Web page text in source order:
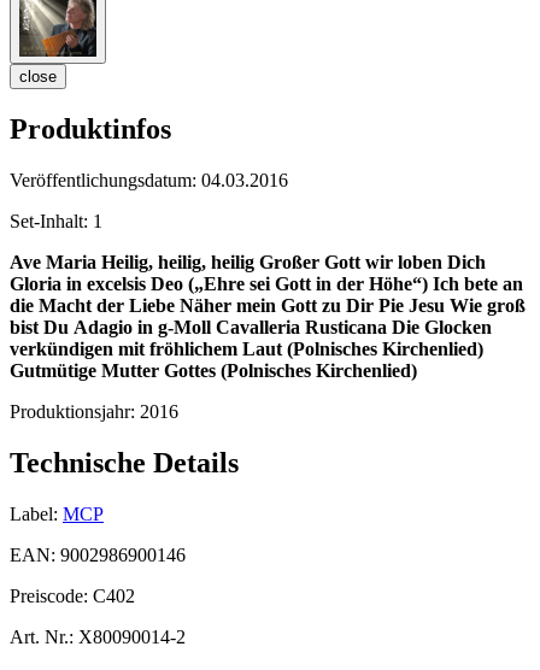
close
Produktinfos
Veröffentlichungsdatum: 04.03.2016
Set-Inhalt: 1
Ave Maria Heilig, heilig, heilig Großer Gott wir loben Dich
Gloria in excelsis Deo („Ehre sei Gott in der Höhe“) Ich bete an
die Macht der Liebe Näher mein Gott zu Dir Pie Jesu Wie groß
bist Du Adagio in g-Moll Cavalleria Rusticana Die Glocken
verkündigen mit fröhlichem Laut (Polnisches Kirchenlied)
Gutmütige Mutter Gottes (Polnisches Kirchenlied)
Produktionsjahr: 2016
Technische Details
Label: MCP
EAN: 9002986900146
Preiscode: C402
Art. Nr.: X80090014-2